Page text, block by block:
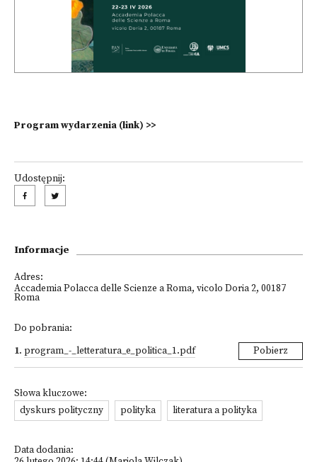
Program wydarzenia (link) >>
Udostępnij:
Informacje
Adres:
Accademia Polacca delle Scienze a Roma, vicolo Doria 2, 00187
Roma
Do pobrania:
1. program_-_letteratura_e_politica_1.pdf Pobierz
Słowa kluczowe:
dyskurs polityczny
polityka literatura a polityka
Data dodania: